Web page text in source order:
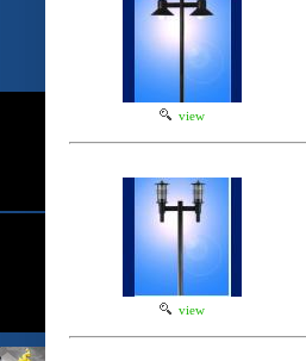
view
view